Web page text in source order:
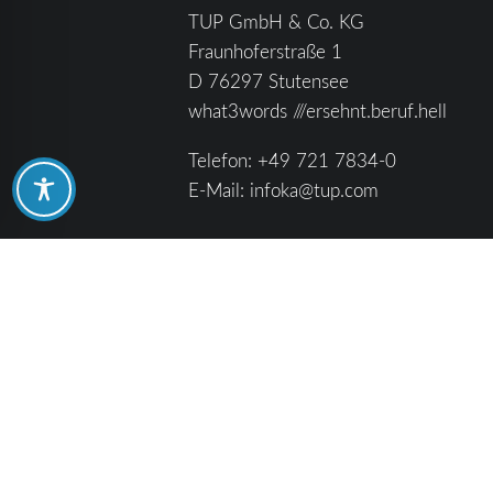
TUP GmbH & Co. KG
Fraunhoferstraße 1
D 76297 Stutensee
what3words ///ersehnt.beruf.hell
Telefon: +49 721 7834-0
E-Mail: infoka@tup.com